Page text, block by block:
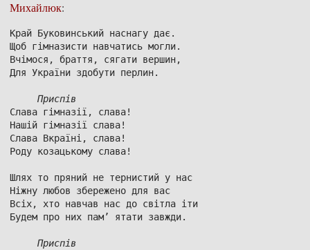
Михайлюк:
Край Буковинський наснагу дає.
Щоб гімназисти навчатись могли.
Вчімося, браття, сягати вершин,
Для України здобути перлин.
Приспів
Слава гімназії, слава!
Нашій гімназії слава!
Слава Вкраїні, слава!
Роду козацькому слава!
Шлях то пряний не тернистий у нас
Ніжну любов збережено для вас
Всіх, хто навчав нас до світла іти
Будем про них пам’ ятати завжди.
Приспів